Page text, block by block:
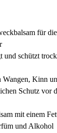
für
und schützt
Wangen, Kinn
Schutz vor
mit einem
und Alkohol